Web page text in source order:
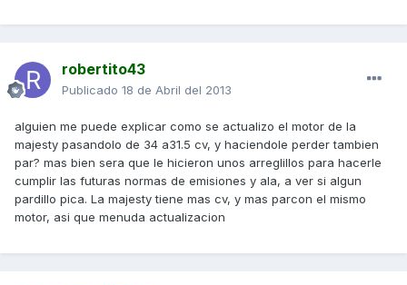
robertito43
Publicado 18 de Abril del 2013
alguien me puede explicar como se actualizo el motor de la
majesty pasandolo de 34 a31.5 cv, y haciendole perder tambien
par? mas bien sera que le hicieron unos arreglillos para hacerle
cumplir las futuras normas de emisiones y ala, a ver si algun
pardillo pica. La majesty tiene mas cv, y mas parcon el mismo
motor, asi que menuda actualizacion